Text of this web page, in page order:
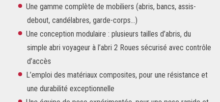
Une gamme complète de mobiliers (abris, bancs, assis-
debout, candélabres, garde-corps…)
Une conception modulaire : plusieurs tailles d’abris, du
simple abri voyageur à l’abri 2 Roues sécurisé avec contrôle
d’accès
L’emploi des matériaux composites, pour une résistance et
une durabilité exceptionnelle